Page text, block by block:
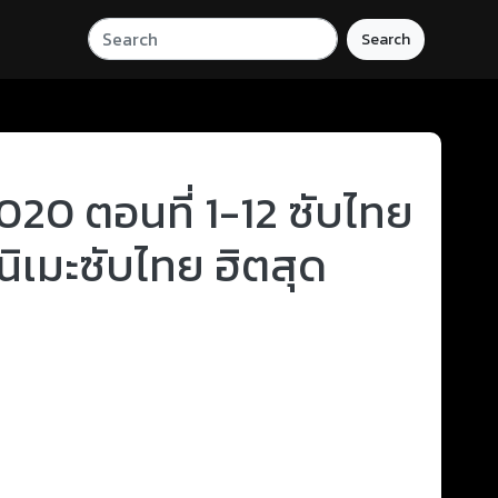
Search
ตอนที่ 1-12 ซับไทย
มะซับไทย ฮิตสุด